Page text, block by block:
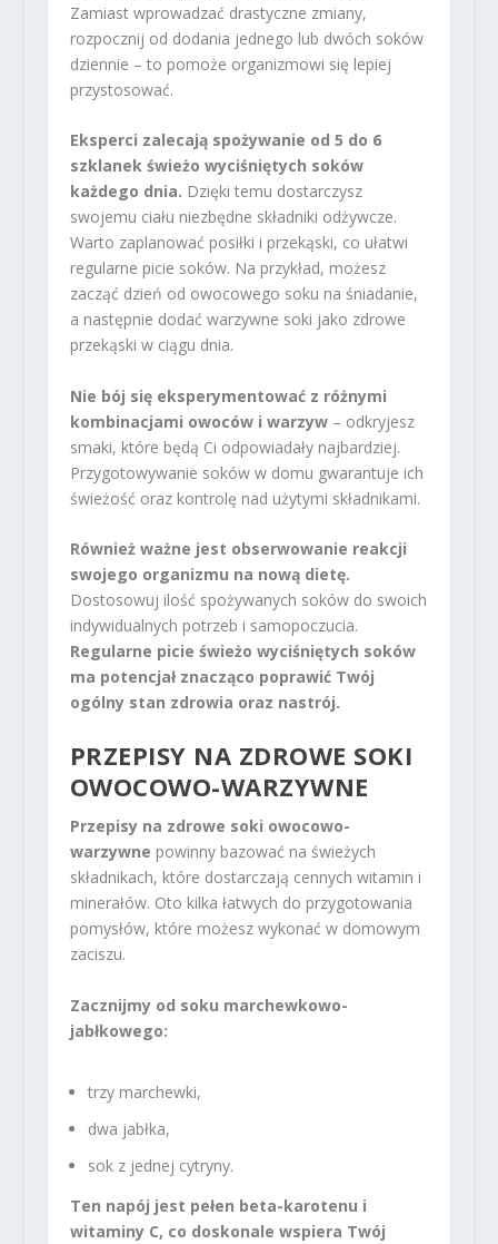
Zamiast wprowadzać drastyczne zmiany,
rozpocznij od dodania jednego lub dwóch soków
dziennie – to pomoże organizmowi się lepiej
przystosować.
Eksperci zalecają spożywanie od 5 do 6
szklanek świeżo wyciśniętych soków
każdego dnia. Dzięki temu dostarczysz
swojemu ciału niezbędne składniki odżywcze.
Warto zaplanować posiłki i przekąski, co ułatwi
regularne picie soków. Na przykład, możesz
zacząć dzień od owocowego soku na śniadanie,
a następnie dodać warzywne soki jako zdrowe
przekąski w ciągu dnia.
Nie bój się eksperymentować z różnymi
kombinacjami owoców i warzyw– odkryjesz
smaki, które będą Ci odpowiadały najbardziej.
Przygotowywanie soków w domu gwarantuje ich
świeżość oraz kontrolę nad użytymi składnikami.
Również ważne jest obserwowanie reakcji
swojego organizmu na nową dietę.
Dostosowuj ilość spożywanych soków do swoich
indywidualnych potrzeb i samopoczucia.
Regularne picie świeżo wyciśniętych soków
ma potencjał znacząco poprawić Twój
ogólny stan zdrowia oraz nastrój.
PRZEPISY NA ZDROWE SOKI
OWOCOWO-WARZYWNE
Przepisy na zdrowe soki owocowo-
warzywne powinny bazować na świeżych
składnikach, które dostarczają cennych witamin i
minerałów. Oto kilka łatwych do przygotowania
pomysłów, które możesz wykonać w domowym
zaciszu.
Zacznijmy od soku marchewkowo-
jabłkowego:
trzy marchewki,
dwa jabłka,
sok z jednej cytryny.
Ten napój jest pełen beta-karotenu i
witaminy C, co doskonale wspiera Twój